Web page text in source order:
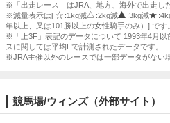
※「出走レース」はJRA、地方、海外で出走し
※減量表示は[
:1kg減 :2kg減 :3kg減
年以上、又は101勝以上の女性騎手のみ）] です。
※「上3F」表記のデータについて 1993年4月
スに関しては平均Fで計測されたデータです。
※JRA主催以外のレースでは一部データがない
競馬場/ウィンズ（外部サイト）